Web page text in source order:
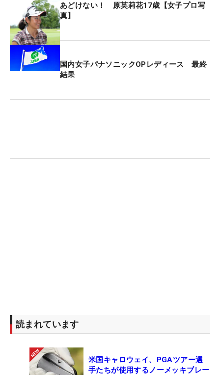
あどけない！ 原英莉花17歳【女子プロ写
真】
国内女子パナソニックOPレディース 最終
結果
読まれています
米国キャロウェイ、PGAツアー選
手たちが使用するノーメッキブレー